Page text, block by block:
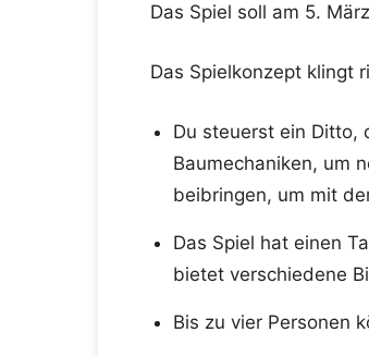
Das Spiel soll am 5.
Das Spielkonzept klingt
Du steuerst ein Ditto,
Baumechaniken, um
beibringen, um mit
Das Spiel hat einen
bietet verschiedene
Bis zu vier Personen